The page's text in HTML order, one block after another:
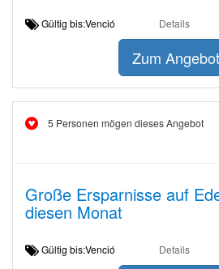
Gültig bis:Venció Details
Zum Angebot
5 Personen mögen dieses Angebot
Große Ersparnisse auf
diesen Monat
Gültig bis:Venció Details